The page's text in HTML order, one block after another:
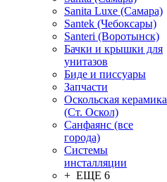
Sanita Luxe (Самара)
Santek (Чебоксары)
Santeri (Воротынск)
Бачки и крышки для
унитазов
Биде и писсуары
Запчасти
Оскольская керамика
(Ст. Оскол)
Санфаянс (все
города)
Системы
инсталляции
+ ЕЩЕ 6